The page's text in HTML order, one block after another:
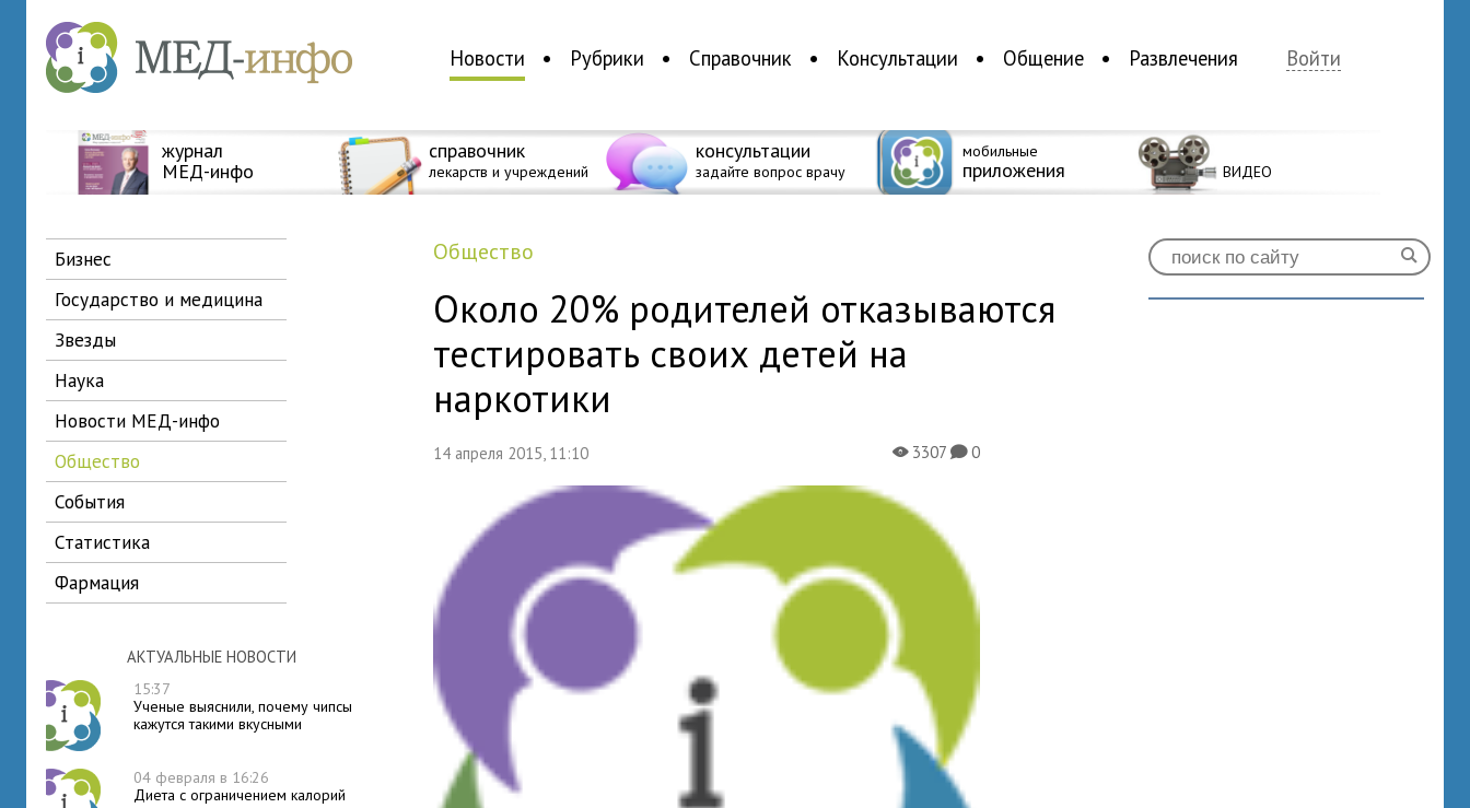
Новости Рубрики Справочник Консультации Общение Развлечения Войти
журнал
МЕД-инфо
справочник
лекарств и учреждений
консультации
задайте вопрос врачу
мобильные
приложения ВИДЕО
бизнес
государство и медицина
звезды
наука
новости МЕД-инфо
общество
события
статистика
фармация
АКТУАЛЬНЫЕ НОВОСТИ
15:37
Ученые выяснили, почему чипсы
кажутся такими вкусными
04 февраля в 16:26
Диета с ограничением калорий
общество
Около 20% родителей отказываются
тестировать своих детей на
наркотики
14 апреля 2015, 11:10 X3307K0